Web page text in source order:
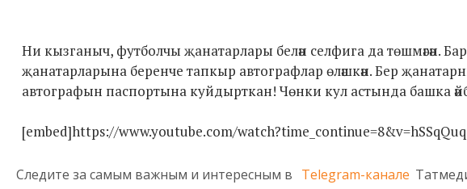
Ни кызганыч, футболчы җанатарлары белән селфига да төшмәгән.
җанатарларына беренче тапкыр автографлар өләшкән. Бер
автографын паспортына куйдырткан! Чөнки кул астында башка
[embed]https://www.youtube.com/
Следите за самым важным и интересным в Telegram-канале